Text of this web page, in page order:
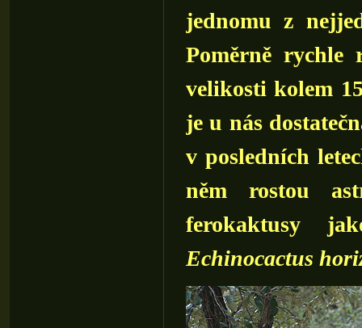
jednomu z
Poměrně rychle
velikosti kolem
je u nás
v posledních
něm rostou
ferokaktusy
Echinocactus